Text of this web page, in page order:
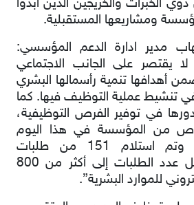
الخبرات والخريجين الذين ابدوا
ومشاريعها المستقبلية.
مدير ادارة الدعم المؤسسي:
يقتصر على الجانب الاجتماعي
أهدافها تنمية رأسمالها البشري
تنشيط عملية التوظيف فيها. كما
في توفير الفرص التوظيفية،
10 أشخاص من المؤسسة في هذا اليوم
المفتوح للتوظيف وتم استلام 151 من طلبات
التوظيف، كما وصل عدد الطلبات إلى أكثر من 800
للموارد البشرية”.